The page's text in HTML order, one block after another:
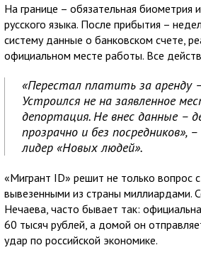
На границе – обязательная биометрия
русского языка. После прибытия –
систему данные о банковском счете,
официальном месте работы. Все
«Перестал платить за аренду
Устроился не на заявленное
депортация. Не внес данные –
прозрачно и без посредников»,
лидер «Новых людей».
«Мигрант ID» решит не только вопрос
вывезенными из страны миллиардами.
Нечаева, часто бывает так:
60 тысяч рублей, а домой он
удар по российской экономике.